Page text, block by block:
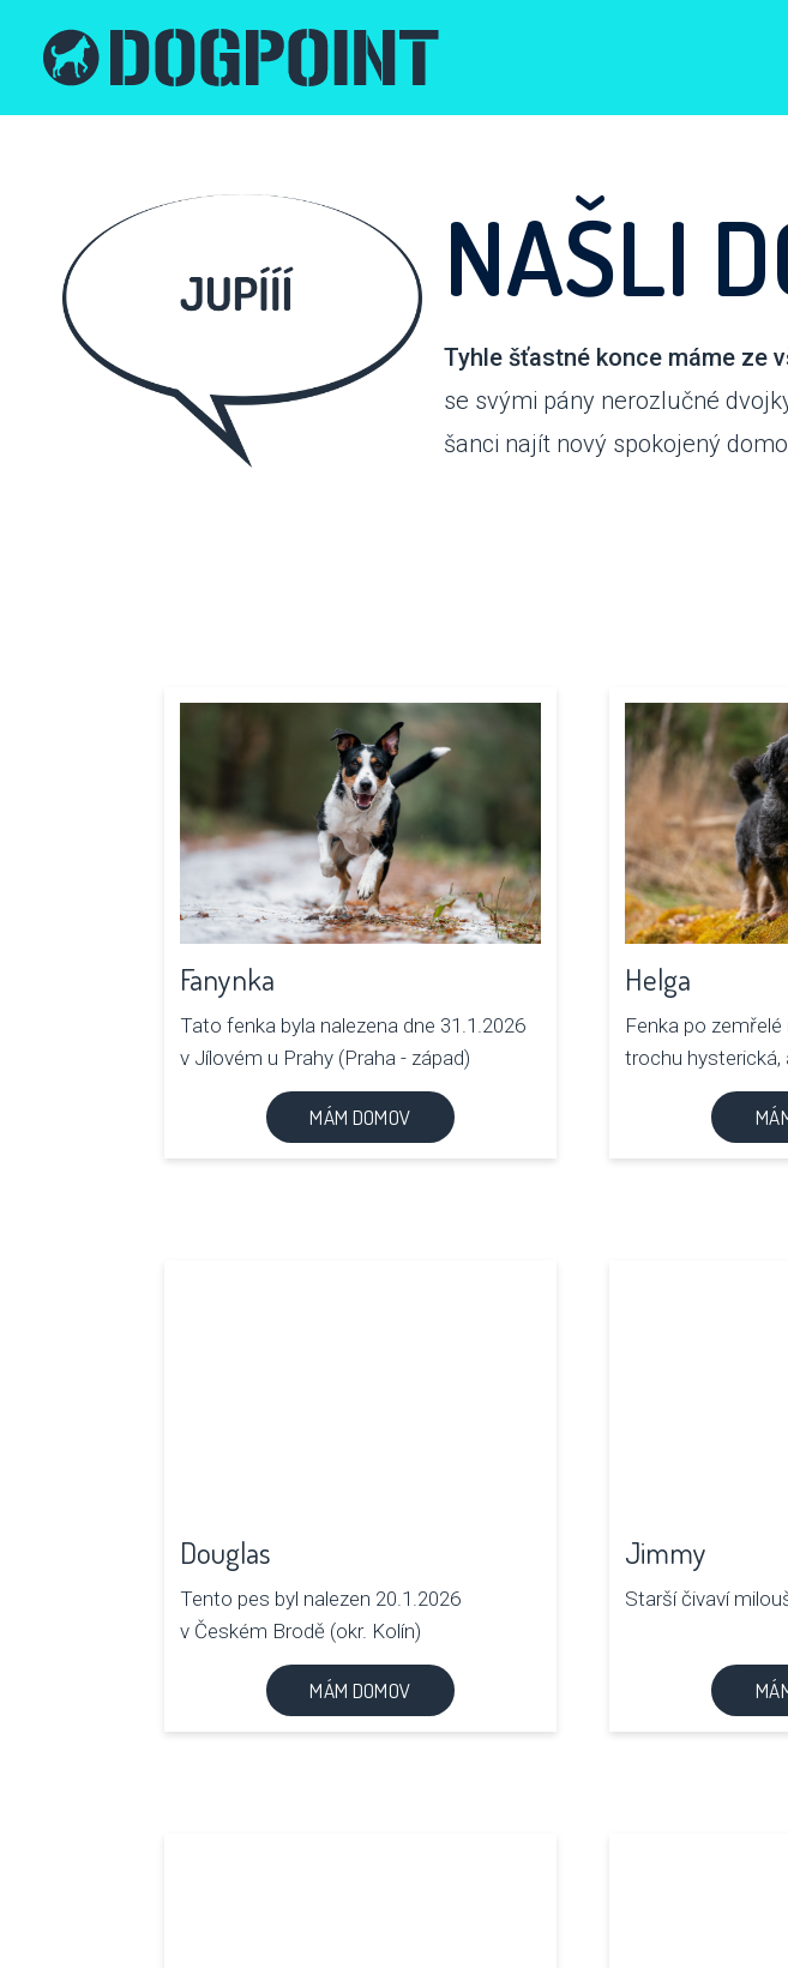
NAŠLI
Tyhle šťastné konce máme ze
se svými pány nerozlučné
šanci najít nový spokojený
Fanynka
Tato fenka byla nalezena dne 31.1.2026
v Jílovém u Prahy (Praha - západ)
MÁM DOMOV
Helga
Fenka po
trochu hysterická,
Douglas
Tento pes byl nalezen 20.1.2026
v Českém Brodě (okr. Kolín)
MÁM DOMOV
Jimmy
Starší čivaví